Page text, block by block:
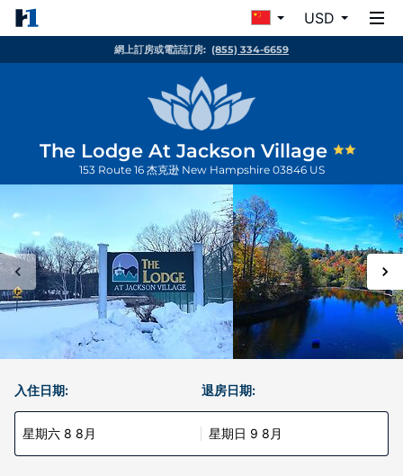
USD
網上訂房或電話訂房: (855) 334-6659
The Lodge At Jackson Village
153 Route 16 杰克逊 New Hampshire 03846 US
入住日期:
星期六 8 8月
退房日期:
星期日 9 8月